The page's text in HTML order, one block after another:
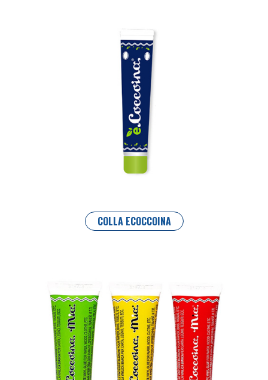
COLLA ECOCCOINA